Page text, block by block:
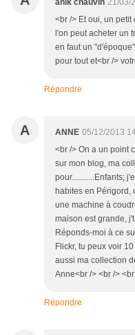
anik chauvin 21/03/
<br /> Et oui, un
l'on peut acheter un
en faut un
pour tout et<br />
Répondre
A ANNE 05/12/2013
<br /> On a un point
sur mon blog, ma
pour...........Enfants;
habites en Périgord,
une machine à
maison est grande,
Réponds-moi à ce
Flickr, tu peux voir
aussi ma collection
Anne<br /> <br />
Répondre